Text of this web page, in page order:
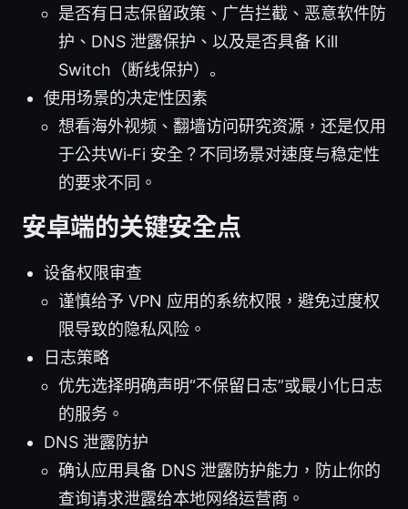
是否有日志保留政策、广告拦截、恶意软件防
护、DNS 泄露保护、以及是否具备 Kill
Switch（断线保护）。
使用场景的决定性因素
想看海外视频、翻墙访问研究资源，还是仅用
于公共Wi‑Fi 安全？不同场景对速度与稳定性
的要求不同。
安卓端的关键安全点
设备权限审查
谨慎给予 VPN 应用的系统权限，避免过度权
限导致的隐私风险。
日志策略
优先选择明确声明“不保留日志”或最小化日志
的服务。
DNS 泄露防护
确认应用具备 DNS 泄露防护能力，防止你的
查询请求泄露给本地网络运营商。